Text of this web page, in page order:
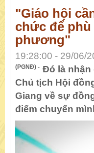
"Giáo hội
chức để
phương"
19:28:00 - 29/06/
(PGNĐ) - Đó là nhận
Chủ tịch Hội
Giang về sự
điểm chuyển